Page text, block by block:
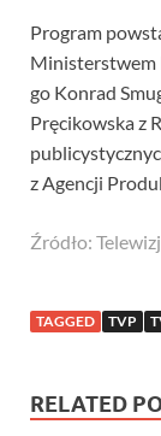
Program
Ministerstwem
go Konrad
Pręcikowska z
z Agencji
Źródło:
TAGGED TVP
RELATED